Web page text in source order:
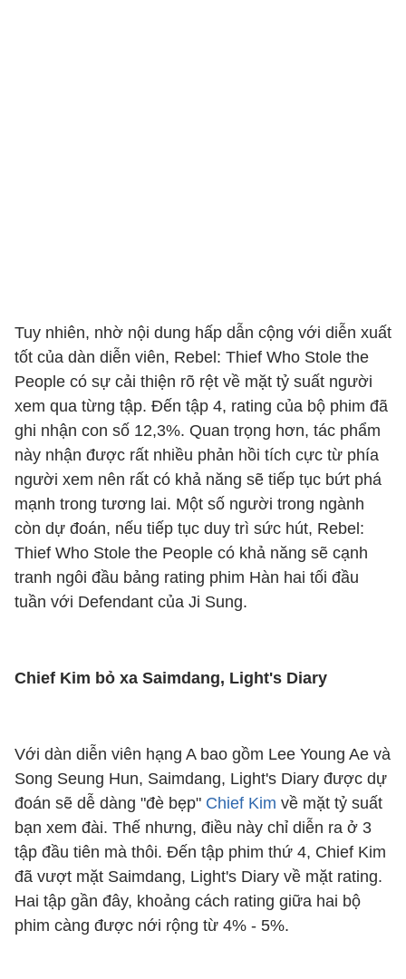
Tuy nhiên, nhờ nội dung hấp dẫn cộng với diễn xuất
tốt của dàn diễn viên, Rebel: Thief Who Stole the
People có sự cải thiện rõ rệt về mặt tỷ suất người
xem qua từng tập. Đến tập 4, rating của bộ phim đã
ghi nhận con số 12,3%. Quan trọng hơn, tác phẩm
này nhận được rất nhiều phản hồi tích cực từ phía
người xem nên rất có khả năng sẽ tiếp tục bứt phá
mạnh trong tương lai. Một số người trong ngành
còn dự đoán, nếu tiếp tục duy trì sức hút, Rebel:
Thief Who Stole the People có khả năng sẽ cạnh
tranh ngôi đầu bảng rating phim Hàn hai tối đầu
tuần với Defendant của Ji Sung.
Chief Kim bỏ xa Saimdang, Light's Diary
Với dàn diễn viên hạng A bao gồm Lee Young Ae và
Song Seung Hun, Saimdang, Light's Diary được dự
đoán sẽ dễ dàng "đè bẹp" Chief Kim về mặt tỷ suất
bạn xem đài. Thế nhưng, điều này chỉ diễn ra ở 3
tập đầu tiên mà thôi. Đến tập phim thứ 4, Chief Kim
đã vượt mặt Saimdang, Light's Diary về mặt rating.
Hai tập gần đây, khoảng cách rating giữa hai bộ
phim càng được nới rộng từ 4% - 5%.